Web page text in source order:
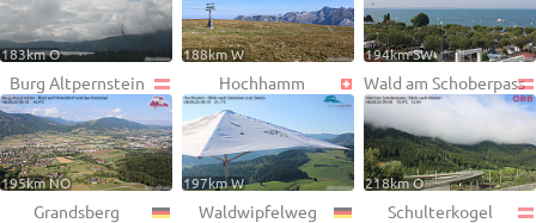
183km O 188km W 194km SW
Burg Altpernstein
195km NO
Hochhamm
197km W
Wald am Schoberpass
218km O
Grandsberg Waldwipfelweg Schulterkogel